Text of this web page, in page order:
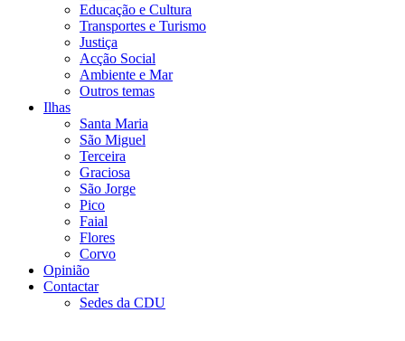
Educação e Cultura
Transportes e Turismo
Justiça
Acção Social
Ambiente e Mar
Outros temas
Ilhas
Santa Maria
São Miguel
Terceira
Graciosa
São Jorge
Pico
Faial
Flores
Corvo
Opinião
Contactar
Sedes da CDU